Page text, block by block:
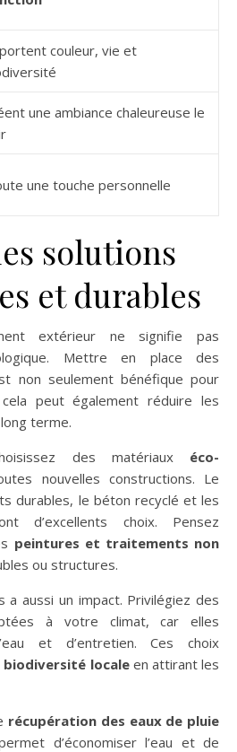
couleur, vie et
une ambiance chaleureuse le
une touche personnelle
solutions
et durables
extérieur ne signifie pas
Mettre en place des
non seulement bénéfique pour
cela peut également réduire les
terme.
des matériaux éco-
nouvelles constructions. Le
durables, le béton recyclé et les
d’excellents choix. Pensez
peintures et traitements non
ou structures.
a aussi un impact. Privilégiez des
à votre climat, car elles
et d’entretien. Ces choix
biodiversité localeen attirant les
récupération des eaux de pluie
d’économiser l’eau et de